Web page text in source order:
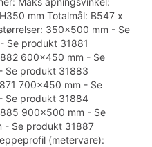
mm Totalmål: B547 x
350x500 mm - Se
Se produkt 31881
600x450 mm - Se
Se produkt 31883
700x450 mm - Se
Se produkt 31884
900x500 mm - Se
- Se produkt 31887
(metervare):